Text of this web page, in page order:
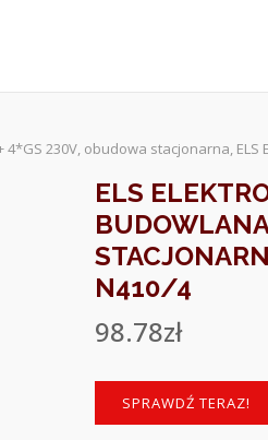
230V, obudowa stacjonarna, ELS
ELS
N410/4
98.78zł
SPRAWDŹ TERAZ!